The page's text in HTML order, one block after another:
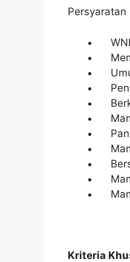
Persyaratan
WNI
Kriteria